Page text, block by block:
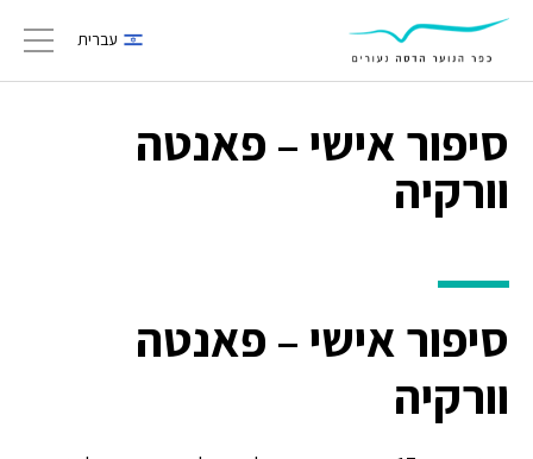
עברית
סיפור אישי – פאנטה
וורקיה
סיפור אישי – פאנטה
וורקיה